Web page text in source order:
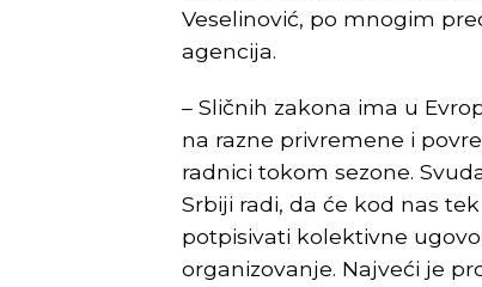
Veselinović, po mnogim
agencija.
– Sličnih zakona ima u
na razne privremene i
radnici tokom sezone.
Srbiji radi, da će kod nas
potpisivati kolektivne
organizovanje. Najveći je